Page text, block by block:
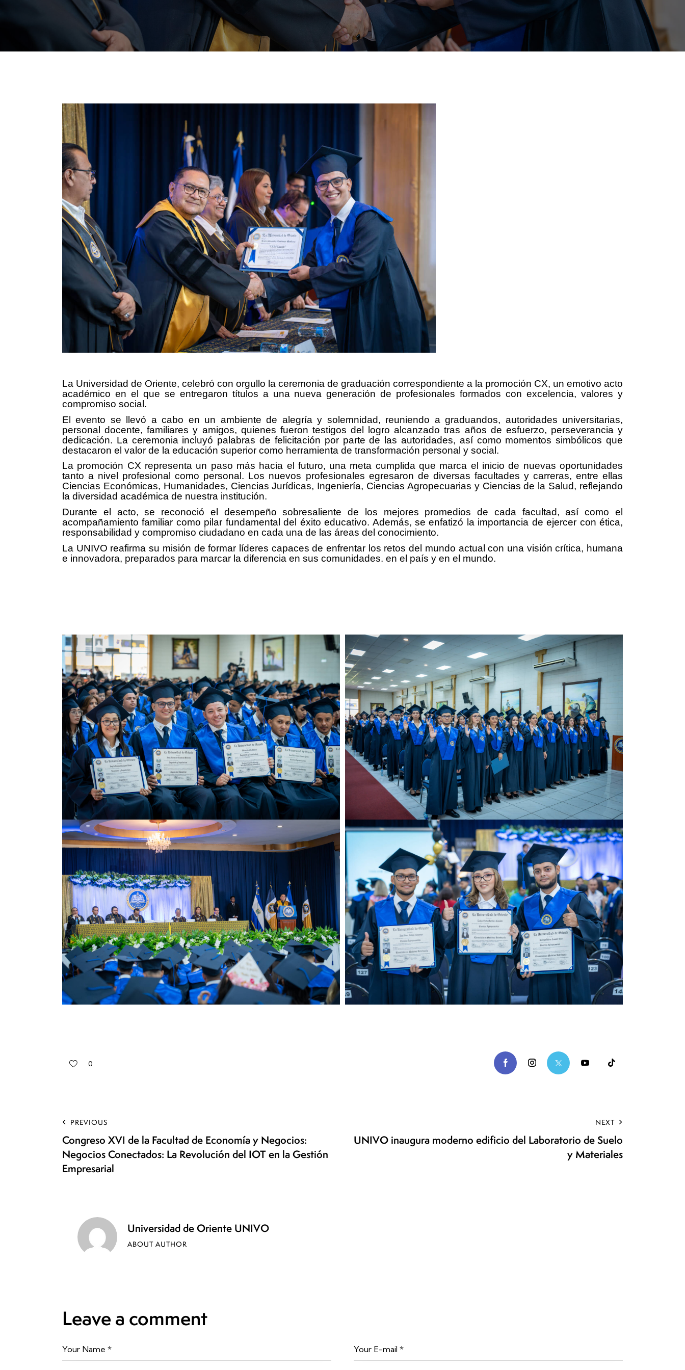
La Universidad de Oriente, celebró con orgullo la ceremonia de graduación correspondiente a la promoción CX, un emotivo acto
académico en el que se entregaron títulos a una nueva generación de profesionales formados con excelencia, valores y
compromiso social.
El evento se llevó a cabo en un ambiente de alegría y solemnidad, reuniendo a graduandos, autoridades universitarias,
personal docente, familiares y amigos, quienes fueron testigos del logro alcanzado tras años de esfuerzo, perseverancia y
dedicación. La ceremonia incluyó palabras de felicitación por parte de las autoridades, así como momentos simbólicos que
destacaron el valor de la educación superior como herramienta de transformación personal y social.
La promoción CX representa un paso más hacia el futuro, una meta cumplida que marca el inicio de nuevas oportunidades
tanto a nivel profesional como personal. Los nuevos profesionales egresaron de diversas facultades y carreras, entre ellas
Ciencias Económicas, Humanidades, Ciencias Jurídicas, Ingeniería, Ciencias Agropecuarias y Ciencias de la Salud, reflejando
la diversidad académica de nuestra institución.
Durante el acto, se reconoció el desempeño sobresaliente de los mejores promedios de cada facultad, así como el
acompañamiento familiar como pilar fundamental del éxito educativo. Además, se enfatizó la importancia de ejercer con ética,
responsabilidad y compromiso ciudadano en cada una de las áreas del conocimiento.
La UNIVO reafirma su misión de formar líderes capaces de enfrentar los retos del mundo actual con una visión crítica, humana
e innovadora, preparados para marcar la diferencia en sus comunidades. en el país y en el mundo.
0
PREVIOUS
Congreso XVI de la Facultad de Economía y Negocios:
Negocios Conectados: La Revolución del IOT en la Gestión
Empresarial
NEXT
UNIVO inaugura moderno edificio del Laboratorio de Suelo
y Materiales
Universidad de Oriente UNIVO
ABOUT AUTHOR
Leave a comment